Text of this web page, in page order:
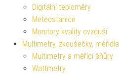
Digitální teploměry
Meteostanice
Monitory kvality ovzduší
Multimetry, zkoušečky, měřidla
Multimetry a měřící šňůry
Wattmetry